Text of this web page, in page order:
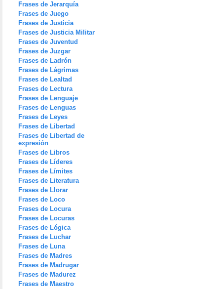
Frases de Jerarquía
Frases de Juego
Frases de Justicia
Frases de Justicia Militar
Frases de Juventud
Frases de Juzgar
Frases de Ladrón
Frases de Lágrimas
Frases de Lealtad
Frases de Lectura
Frases de Lenguaje
Frases de Lenguas
Frases de Leyes
Frases de Libertad
Frases de Libertad de
expresión
Frases de Libros
Frases de Líderes
Frases de Límites
Frases de Literatura
Frases de Llorar
Frases de Loco
Frases de Locura
Frases de Locuras
Frases de Lógica
Frases de Luchar
Frases de Luna
Frases de Madres
Frases de Madrugar
Frases de Madurez
Frases de Maestro